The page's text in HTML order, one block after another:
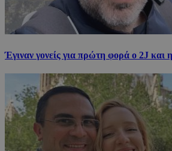
Έγιναν γονείς για πρώτη φορά ο 2J και